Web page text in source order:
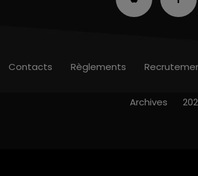
Contacts Règlements
Archives